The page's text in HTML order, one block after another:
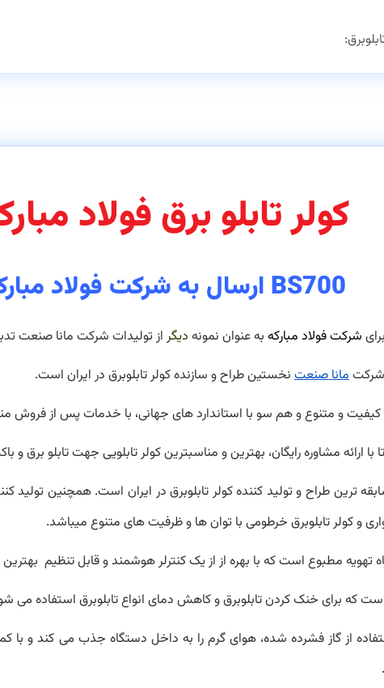
کولر تابلو برقفولاد
BS700 ارسال به شرکت فولاد مبارکه
شرکت فولاد مبارکه به عنوان نمونه دیگر از تولیدات شرکت مانا صنعت
مانا صنعت نخستین طراح و سازنده کولر تابلوبرق در ایران است.
کیفیت و متنوع و هم سو با استاندارد های جهانی، با خدمات پس از فروش
با ارائه مشاوره رایگان، بهترین و مناسبترین کولر تابلویی جهت تابلو برق
ترین طراح و تولید کننده کولر تابلوبرق در ایران است. همچنین تولید
و کولر تابلوبرق خرطومی با توان ها و ظرفیت های متنوع میباشد.
تهویه مطبوع است که با بهره از از یک کنترلر هوشمند و قابل تنظیم
که برای خنک کردن تابلوبرق و کاهش دمای انواع تابلوبرق استفاده می
از گاز فشرده شده، هوای گرم را به داخل دستگاه جذب می کند و با